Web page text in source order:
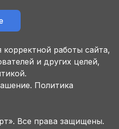
работы сайта,
и других целей,
Политика
Все права защищены.